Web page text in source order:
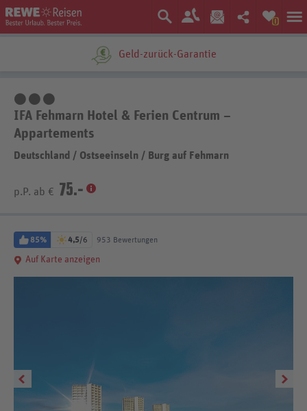
0
Geld-zurück-Garantie
IFA Fehmarn Hotel & Ferien Centrum –
Appartements
Deutschland / Ostseeinseln / Burg auf Fehmarn
p.P. ab € 75.-
85% 4,5/6 953 Bewertungen
Auf Karte anzeigen